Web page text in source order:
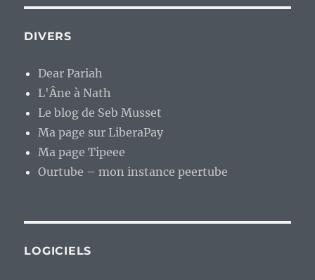
DIVERS
Dear Pariah
L'Âne à Nath
Le blog de Seb Musset
Ma page sur LiberaPay
Ma page Tipeee
Ourtube – mon instance peertube
LOGICIELS